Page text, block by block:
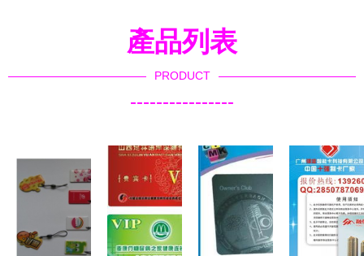
產品列表
PRODUCT
----------------